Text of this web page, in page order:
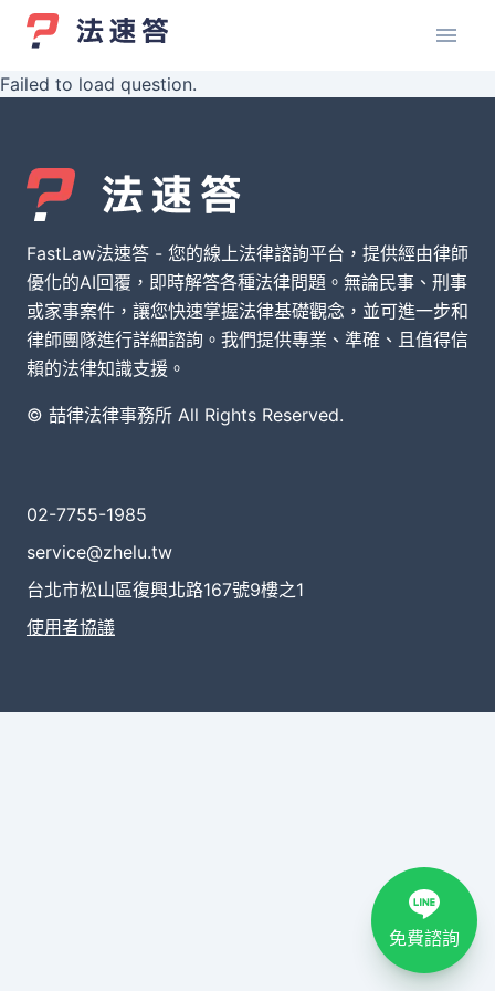
Failed to load question.
FastLaw法速答 - 您的線上法律諮詢平台，提供經由律師
優化的AI回覆，即時解答各種法律問題。無論民事、刑事
或家事案件，讓您快速掌握法律基礎觀念，並可進一步和
律師團隊進行詳細諮詢。我們提供專業、準確、且值得信
賴的法律知識支援。
© 喆律法律事務所 All Rights Reserved.
02-7755-1985
service@zhelu.tw
台北市松山區復興北路167號9樓之1
使用者協議
免費諮詢